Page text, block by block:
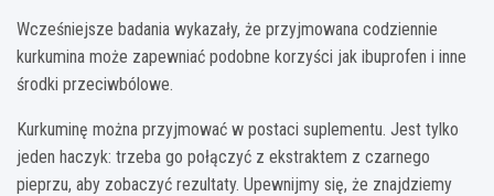
Wcześniejsze badania wykazały, że przyjmowana codziennie
kurkumina może zapewniać podobne korzyści jak ibuprofen i inne
środki przeciwbólowe.
Kurkuminę można przyjmować w postaci suplementu. Jest tylko
jeden haczyk: trzeba go połączyć z ekstraktem z czarnego
pieprzu, aby zobaczyć rezultaty. Upewnijmy się, że znajdziemy